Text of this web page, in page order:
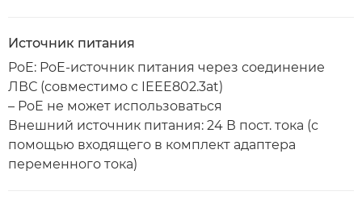
Источник питания
PoE: PoE-источник питания через соединение
ЛВС (совместимо с IEEE802.3at)
– PoE не может использоваться
Внешний источник питания: 24 В пост. тока (с
помощью входящего в комплект адаптера
переменного тока)